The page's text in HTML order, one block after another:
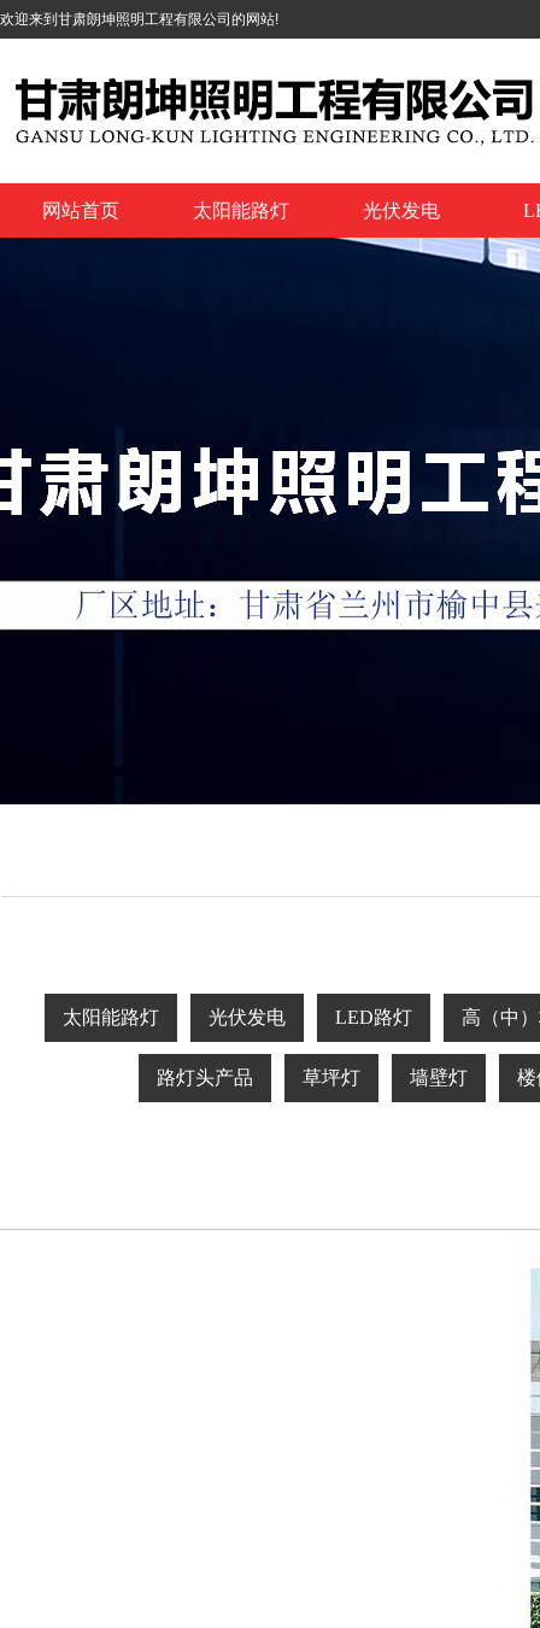
欢迎来到甘肃朗坤照明工程有限公司的网站!
网站首页 太阳能路灯 光伏发电
太阳能路灯 光伏发电 LED路灯 高（中
路灯头产品 草坪灯 墙壁灯 楼